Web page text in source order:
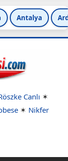
Antalya
Canlı ✶
✶ Nikfer